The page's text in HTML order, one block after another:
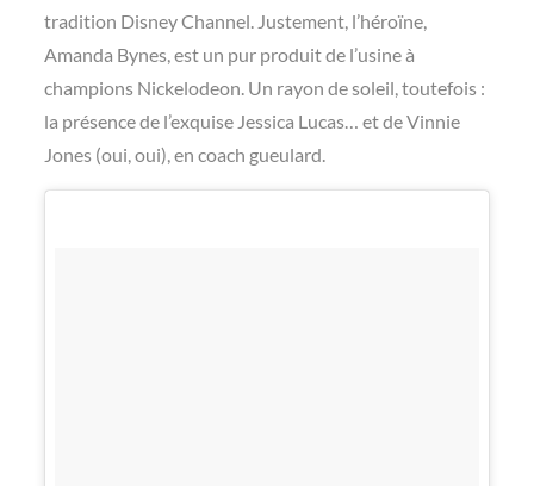
tradition Disney Channel. Justement, l’héroïne,
Amanda Bynes, est un pur produit de l’usine à
champions Nickelodeon. Un rayon de soleil, toutefois :
la présence de l’exquise Jessica Lucas… et de Vinnie
Jones (oui, oui), en coach gueulard.